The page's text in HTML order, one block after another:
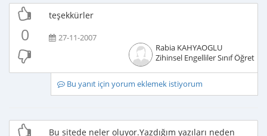
0
teşekkürler
27-11-2007
Rabia KAHYAOGLU
Zihinsel Engelliler Sınıf
Bu yanıt için yorum eklemek istiyorum
Bu sitede neler oluyor.Yazdığım yazıları neden